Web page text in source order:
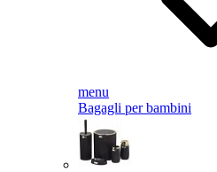
menu
Bagagli per bambini